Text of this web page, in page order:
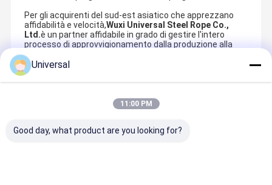
Per gli acquirenti del sud-est asiatico che apprezzano
affidabilità e velocità,Wuxi Universal Steel Rope Co.,
Ltd.è un partner affidabile in grado di gestire l'intero
processo di approvvigionamento dalla produzione alla
consegna in modo efficiente e conveniente.
Universal
11:00 PM
Good day, what product are you looking for?